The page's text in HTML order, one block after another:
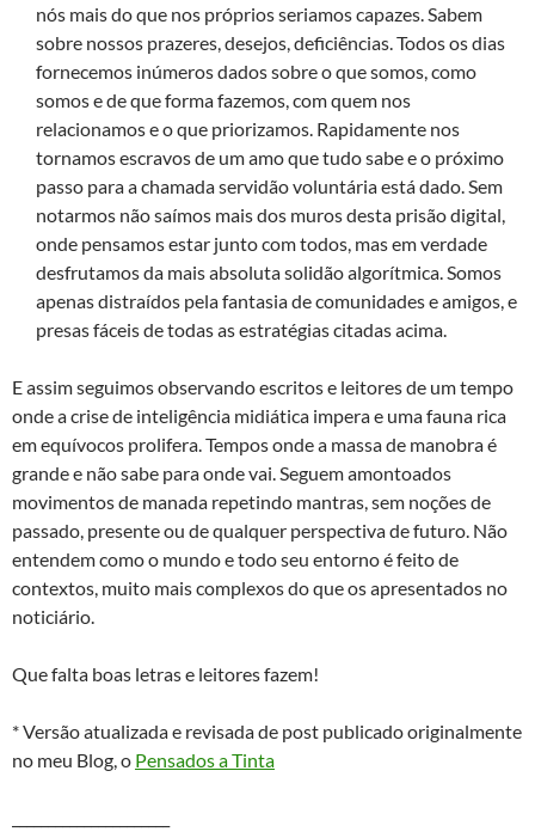
nós mais do que nos próprios seriamos capazes. Sabem
sobre nossos prazeres, desejos, deficiências. Todos os dias
fornecemos inúmeros dados sobre o que somos, como
somos e de que forma fazemos, com quem nos
relacionamos e o que priorizamos. Rapidamente nos
tornamos escravos de um amo que tudo sabe e o próximo
passo para a chamada servidão voluntária está dado. Sem
notarmos não saímos mais dos muros desta prisão digital,
onde pensamos estar junto com todos, mas em verdade
desfrutamos da mais absoluta solidão algorítmica. Somos
apenas distraídos pela fantasia de comunidades e amigos, e
presas fáceis de todas as estratégias citadas acima.
E assim seguimos observando escritos e leitores de um tempo
onde a crise de inteligência midiática impera e uma fauna rica
em equívocos prolifera. Tempos onde a massa de manobra é
grande e não sabe para onde vai. Seguem amontoados
movimentos de manada repetindo mantras, sem noções de
passado, presente ou de qualquer perspectiva de futuro. Não
entendem como o mundo e todo seu entorno é feito de
contextos, muito mais complexos do que os apresentados no
noticiário.
Que falta boas letras e leitores fazem!
* Versão atualizada e revisada de post publicado originalmente
no meu Blog, o Pensados a Tinta